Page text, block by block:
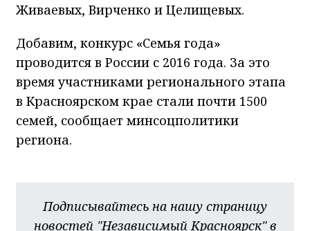
Живаевых, Вирченко и Целищевых.
Добавим, конкурс «Семья года»
проводится в России с 2016 года. За это
время участниками регионального этапа
в Красноярском крае стали почти 1500
семей, сообщает минсоцполитики
региона.
Подписывайтесь на нашу страницу
новостей "Независимый Красноярск" в